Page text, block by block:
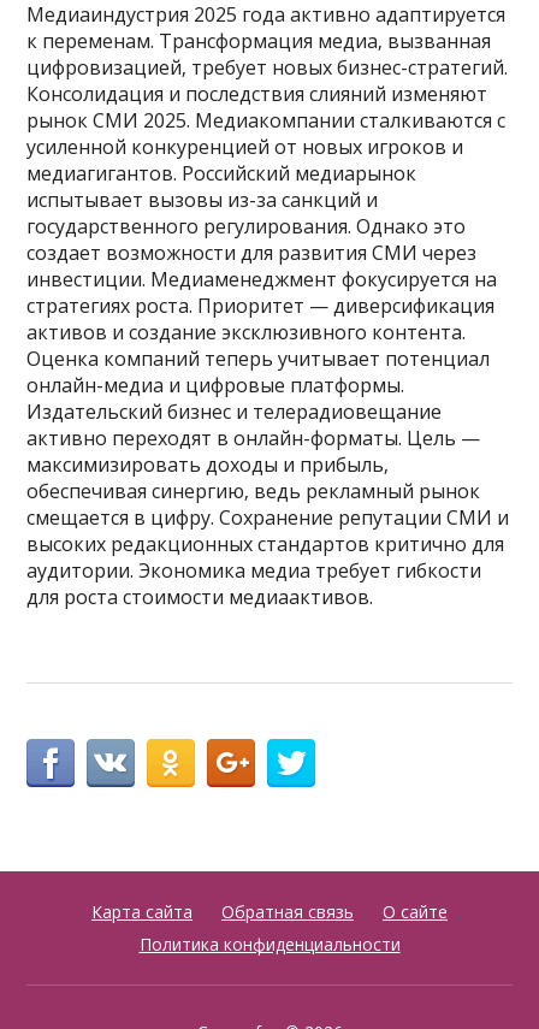
Медиаиндустрия 2025 года активно адаптируется
к переменам. Трансформация медиа‚ вызванная
цифровизацией‚ требует новых бизнес-стратегий.
Консолидация и последствия слияний изменяют
рынок СМИ 2025. Медиакомпании сталкиваются с
усиленной конкуренцией от новых игроков и
медиагигантов. Российский медиарынок
испытывает вызовы из-за санкций и
государственного регулирования. Однако это
создает возможности для развития СМИ через
инвестиции. Медиаменеджмент фокусируется на
стратегиях роста. Приоритет — диверсификация
активов и создание эксклюзивного контента.
Оценка компаний теперь учитывает потенциал
онлайн-медиа и цифровые платформы.
Издательский бизнес и телерадиовещание
активно переходят в онлайн-форматы. Цель —
максимизировать доходы и прибыль‚
обеспечивая синергию‚ ведь рекламный рынок
смещается в цифру. Сохранение репутации СМИ и
высоких редакционных стандартов критично для
аудитории. Экономика медиа требует гибкости
для роста стоимости медиаактивов.
Карта сайта Обратная связь
О сайте
Политика конфиденциальности